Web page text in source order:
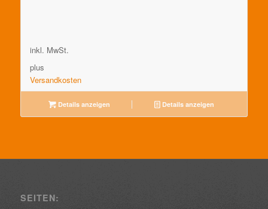
inkl. MwSt.
plus
Versandkosten
Details anzeigen Details anzeigen
SEITEN: